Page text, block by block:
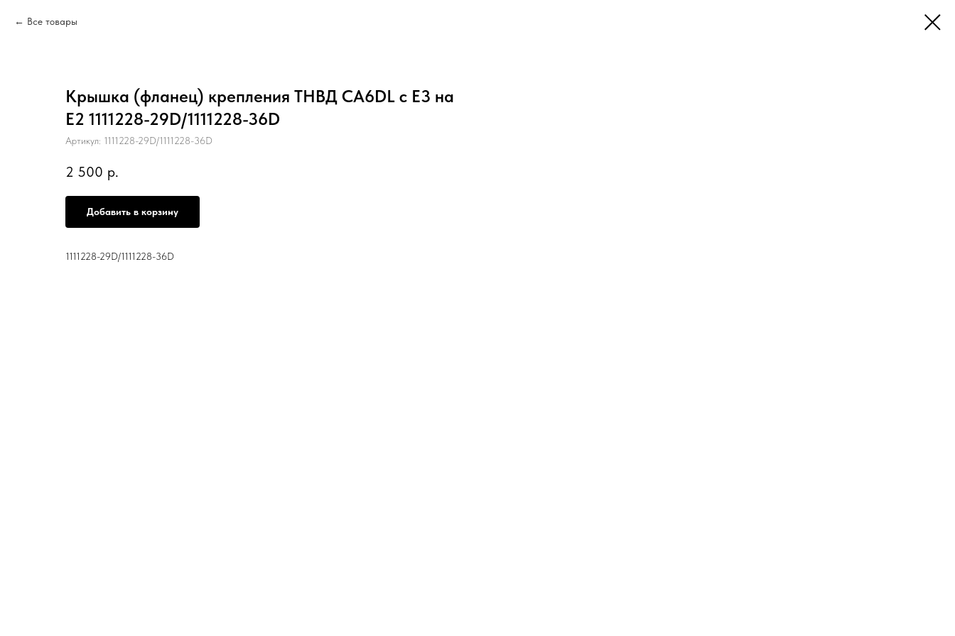
Все товары
Крышка (фланец) крепления ТНВД CA6DL с Е3 на
E2 1111228-29D/1111228-36D
Артикул: 1111228-29D/1111228-36D
2 500 р.
Добавить в корзину
1111228-29D/1111228-36D